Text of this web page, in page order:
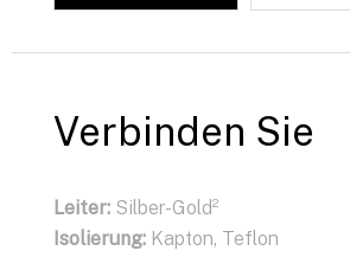
Verbinden Sie
Leiter: Silber-Gold²
Isolierung: Kapton, Teflon